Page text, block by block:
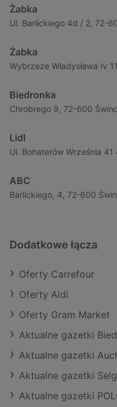
Żabka
Ul. Barlickiego 4d / 2, 72-
Żabka
Wybrzeze Władysława Iv
Biedronka
Chrobrego 9, 72-600
Lidl
Ul. Bohaterów Września
ABC
Barlickiego, 4, 72-600
Dodatkowe łącza
Oferty Carrefour
Oferty Aldi
Oferty Gram Market
Aktualne gazetki
Aktualne gazetki
Aktualne gazetki
Aktualne gazetki